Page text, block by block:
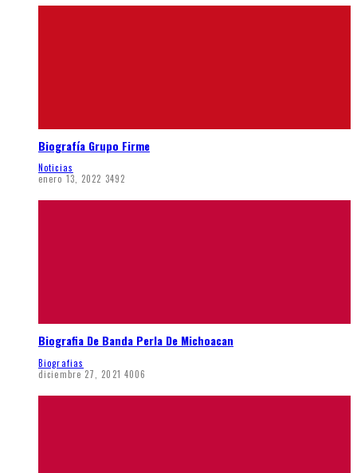
Biografía Grupo Firme
Noticias
enero 13, 2022 3492
Biografia De Banda Perla De Michoacan
Biografias
diciembre 27, 2021 4006